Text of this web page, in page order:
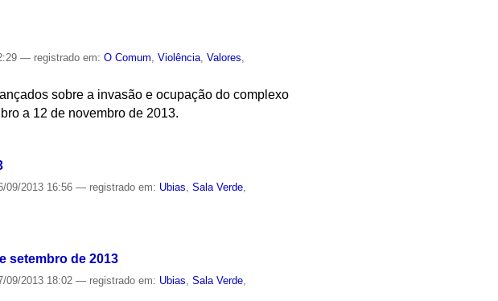
— registrado em:O Comum ,Violência ,Valores
sobre a invasão e ocupação do complexo
a 12 de novembro de 2013.
09/2013 16:56— registrado em: Ubias,Sala Verde,
setembro de 2013
09/2013 18:02— registrado em: Ubias,Sala Verde,